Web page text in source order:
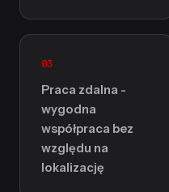
03
Praca zdalna -
wygodna
współpraca bez
względu na
lokalizację